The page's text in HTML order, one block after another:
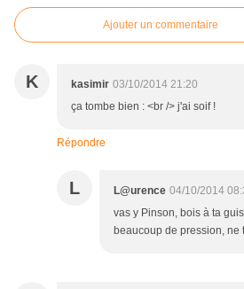
Ajouter un commentaire
K kasimir 03/10/2014 21:20
ça tombe bien : <br /> j'ai soif !
Répondre
L L@urence 04/10/2014
vas y Pinson, bois à ta
beaucoup de pression, ne